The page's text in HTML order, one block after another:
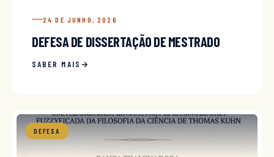
24 DE JUNHO, 2026
DEFESA DE DISSERTAÇÃO DE MESTRADO
SABER MAIS
DEFESA